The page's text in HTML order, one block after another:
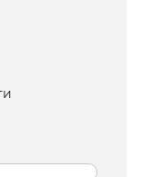
виде, тогда
дочь.